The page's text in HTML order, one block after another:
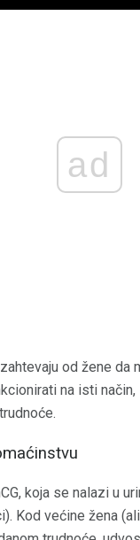
ad
od žene da
na isti
koja se nalazi u
Kod većine žena